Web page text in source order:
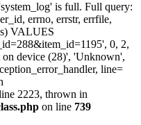
is full. Full query:
errno, errstr, errfile,
VALUES
0, 2,
device (28)', 'Unknown',
line=
2223, thrown in
on line 739